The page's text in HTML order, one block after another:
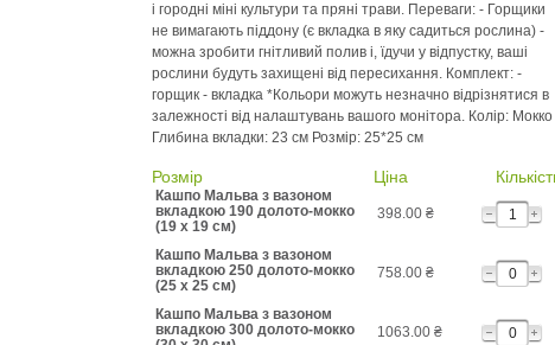
і городні міні культури та пряні трави. Переваги: - Горщики
не вимагають піддону (є вкладка в яку садиться рослина) -
можна зробити гнітливий полив і, їдучи у відпустку, ваші
рослини будуть захищені від пересихання. Комплект: -
горщик - вкладка *Кольори можуть незначно відрізнятися в
залежності від налаштувань вашого монітора. Колір: Мокко
Глибина вкладки: 23 см Розмір: 25*25 см
Розмір Ціна
Кашпо Мальва з вазоном
вкладкою 190 долото-мокко
(19 x 19 см)
398.00 ₴
Кашпо Мальва з вазоном
вкладкою 250 долото-мокко
(25 x 25 см)
758.00 ₴
Кашпо Мальва з вазоном
вкладкою 300 долото-мокко
1063.00 ₴